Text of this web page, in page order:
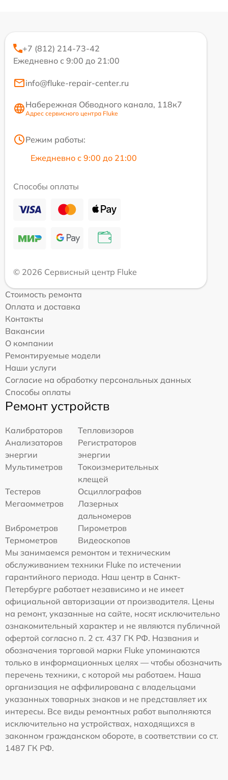
+7 (812) 214-73-42
Ежедневно с 9:00 до 21:00
info@fluke-repair-center.ru
Набережная Обводного канала, 118к7
Адрес сервисного центра Fluke
Режим работы:
Ежедневно с 9:00 до 21:00
Способы оплаты
© 2026 Сервисный центр Fluke
Стоимость ремонта
Оплата и доставка
Контакты
Вакансии
О компании
Ремонтируемые модели
Наши услуги
Согласие на обработку персональных данных
Способы оплаты
Ремонт устройств
Калибраторов
Тепловизоров
Анализаторов
энергии
Регистраторов
энергии
Мультиметров
Токоизмерительных
клещей
Тестеров
Осциллографов
Мегаомметров
Лазерных
дальномеров
Виброметров
Пирометров
Термометров
Видеоскопов
Мы занимаемся ремонтом и техническим
обслуживанием техники Fluke по истечении
гарантийного периода. Наш центр в Санкт-
Петербурге работает независимо и не имеет
официальной авторизации от производителя. Цены
на ремонт, указанные на сайте, носят исключительно
ознакомительный характер и не являются публичной
офертой согласно п. 2 ст. 437 ГК РФ. Названия и
обозначения торговой марки Fluke упоминаются
только в информационных целях — чтобы обозначить
перечень техники, с которой мы работаем. Наша
организация не аффилирована с владельцами
указанных товарных знаков и не представляет их
интересы. Все виды ремонтных работ выполняются
исключительно на устройствах, находящихся в
законном гражданском обороте, в соответствии со ст.
1487 ГК РФ.